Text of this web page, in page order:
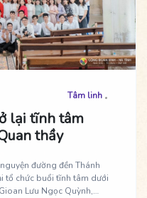
Tâm linh
lại tĩnh tâm
thầy
đường đền Thánh
tổ chức buổi tĩnh tâm dưới
Lưu Ngọc Quỳnh,